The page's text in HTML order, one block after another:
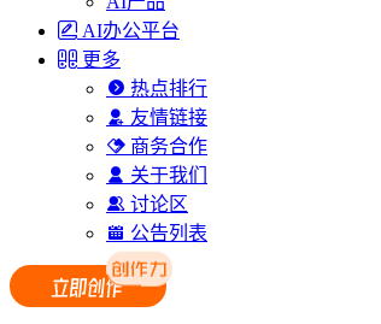
AI办公平台
更多
热点排行
友情链接
商务合作
关于我们
讨论区
公告列表